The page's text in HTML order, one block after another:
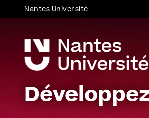
Nantes Université